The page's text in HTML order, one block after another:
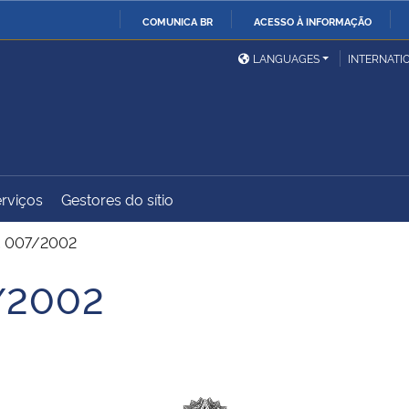
COMUNICA BR ACESSO À INFORMAÇÃO
Ministério da Defesa
Ministério das Relações
Exteriores
Ministério do
Desenvolvimento Regional
Advocacia-Geral da União
LANGUAGES
Gestores do sítio
007/2002